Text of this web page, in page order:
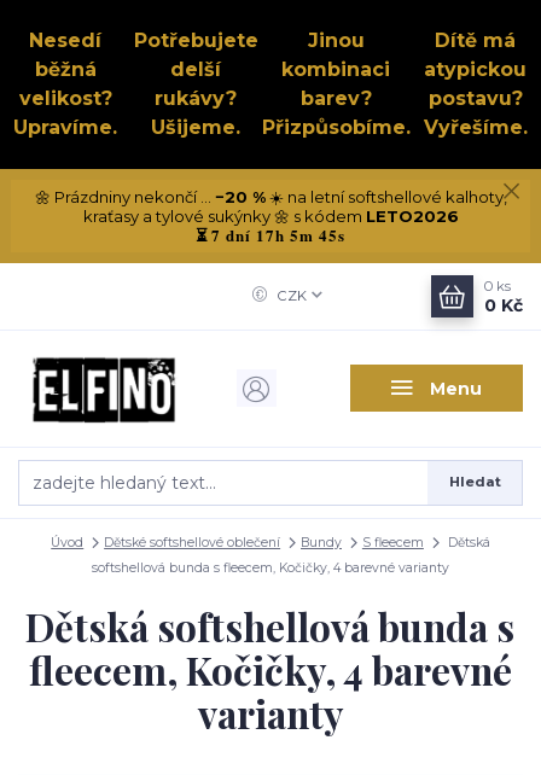
Nesedí
běžná
velikost?
Upravíme.
Potřebujete
delší
rukávy?
Ušijeme.
Jinou
kombinaci
barev?
Přizpůsobíme.
Dítě má
atypickou
postavu?
Vyřešíme.
🌼 Prázdniny nekončí ... −20 %☀️ na letní softshellové kalhoty,
kraťasy a tylové sukýnky 🌼 s kódem LETO2026
⏳7 dní 17h 5m 45s
Menu
CZK
Hledat
0 ks
0 Kč
Úvod Dětské softshellové oblečení Bundy S fleecem
Dětská
softshellová bunda s fleecem, Kočičky, 4 barevné varianty
Dětská softshellová bunda s
fleecem, Kočičky, 4 barevné
varianty